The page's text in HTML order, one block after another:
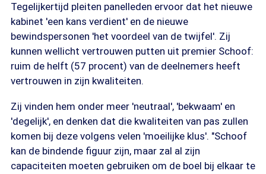
Tegelijkertijd pleiten panelleden ervoor dat het nieuwe
kabinet 'een kans verdient' en de nieuwe
bewindspersonen 'het voordeel van de twijfel'. Zij
kunnen wellicht vertrouwen putten uit premier Schoof:
ruim de helft (57 procent) van de deelnemers heeft
vertrouwen in zijn kwaliteiten.
Zij vinden hem onder meer 'neutraal', 'bekwaam' en
'degelijk', en denken dat die kwaliteiten van pas zullen
komen bij deze volgens velen 'moeilijke klus'. "Schoof
kan de bindende figuur zijn, maar zal al zijn
capaciteiten moeten gebruiken om de boel bij elkaar te